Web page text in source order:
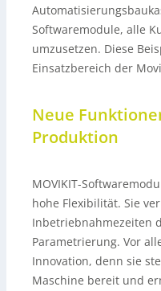
Softwaremodule, alle
umzusetzen. Diese
Einsatzbereich der
Neue
Produktion
MOVIKIT-
hohe Flexibilität. Sie
Inbetriebnahmezeiten
Parametrierung. Vor
Innovation, denn sie
Maschine bereit und